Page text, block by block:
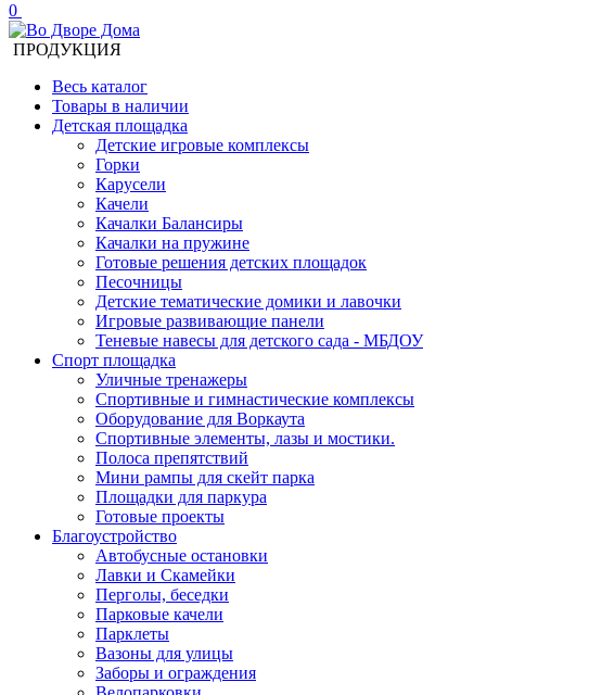
0
ПРОДУКЦИЯ
Весь каталог
Товары в наличии
Детская площадка
Детские игровые комплексы
Горки
Карусели
Качели
Качалки Балансиры
Качалки на пружине
Готовые решения детских площадок
Песочницы
Детские тематические домики и лавочки
Игровые развивающие панели
Теневые навесы для детского сада - МБДОУ
Спорт площадка
Уличные тренажеры
Спортивные и гимнастические комплексы
Оборудование для Воркаута
Спортивные элементы, лазы и мостики.
Полоса препятствий
Мини рампы для скейт парка
Площадки для паркура
Готовые проекты
Благоустройство
Автобусные остановки
Лавки и Скамейки
Перголы, беседки
Парковые качели
Парклеты
Вазоны для улицы
Заборы и ограждения